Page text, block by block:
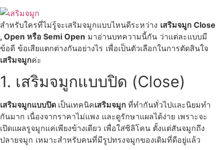
สำหรับใครที่ไม่รู้จะเสริมจมูกแบบไหนดีระหว่าง เสริมจมูก Close
, Open หรือ Semi Open มาอ่านบทความนี้กัน ว่าแต่ละแบบมี
ข้อดี ข้อเสียแตกต่างกันอย่างไร เพื่อเป็นตัวเลือกในการตัดสินใจ
เสริมจมูกค่ะ
1. เสริมจมูกแบบปิด (Close)
เสริมจมูกแบบปิด เป็นเทคนิคเสริมจมูก ที่ทำกันทั่วไปและนิยมทำ
กันมาก เนื่องจากราคาไม่แพง และดูรักษาแผลได้ง่าย เพราะจะ
เปิดแผลรูจมูกแค่เพียงข้างเดียว เพื่อใส่ซิลิโคน ตั้งแต่สันจมูกถึง
ปลายจมูก เหมาะสำหรับคนที่มีรูปทรงจมูกของเดิมที่ดีอยู่แล้ว